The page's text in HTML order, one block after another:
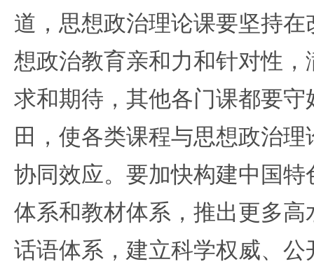
道，思想政治理论课要坚持
想政治教育亲和力和针对性
求和期待，其他各门课都要
田，使各类课程与思想政治
协同效应。要加快构建中国
体系和教材体系，推出更多
话语体系，建立科学权威、